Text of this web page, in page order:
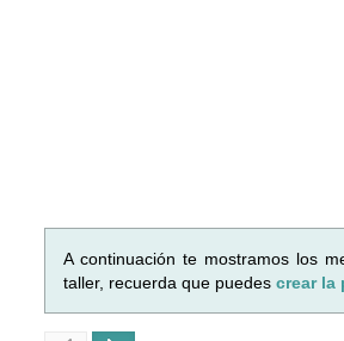
A continuación te mostramos los
taller, recuerda que puedes crear la